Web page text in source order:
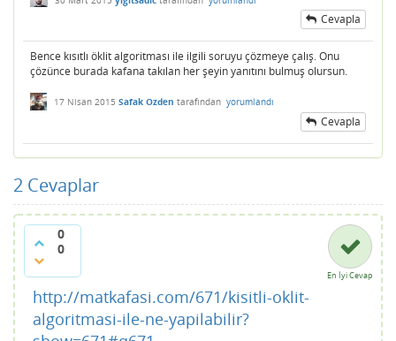
Cevapla
Bence kısıtlı öklit algoritması ile ilgili soruyu çözmeye çalış. Onu
çözünce burada kafana takılan her şeyin yanıtını bulmuş olursun.
17 Nisan 2015 Safak Ozden tarafından yorumlandı
Cevapla
2 Cevaplar
0
0
En İyi Cevap
http://matkafasi.com/671/kisitli-oklit-
algoritmasi-ile-ne-yapilabilir?